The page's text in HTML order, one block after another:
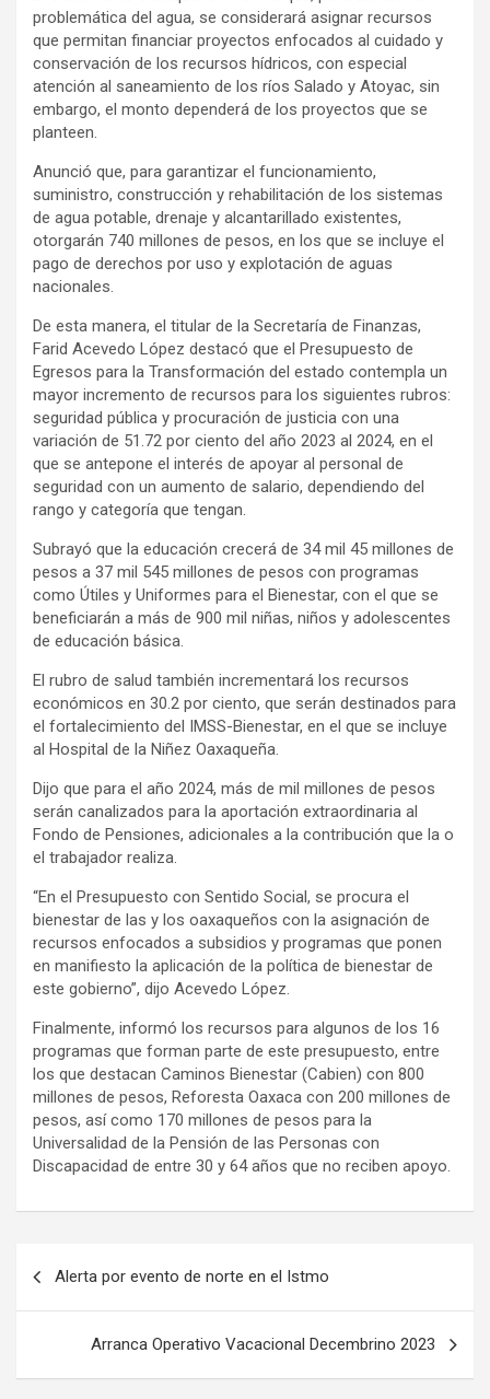
problemática del agua, se considerará asignar recursos
que permitan financiar proyectos enfocados al cuidado y
conservación de los recursos hídricos, con especial
atención al saneamiento de los ríos Salado y Atoyac, sin
embargo, el monto dependerá de los proyectos que se
planteen.
Anunció que, para garantizar el funcionamiento,
suministro, construcción y rehabilitación de los sistemas
de agua potable, drenaje y alcantarillado existentes,
otorgarán 740 millones de pesos, en los que se incluye el
pago de derechos por uso y explotación de aguas
nacionales.
De esta manera, el titular de la Secretaría de Finanzas,
Farid Acevedo López destacó que el Presupuesto de
Egresos para la Transformación del estado contempla un
mayor incremento de recursos para los siguientes rubros:
seguridad pública y procuración de justicia con una
variación de 51.72 por ciento del año 2023 al 2024, en el
que se antepone el interés de apoyar al personal de
seguridad con un aumento de salario, dependiendo del
rango y categoría que tengan.
Subrayó que la educación crecerá de 34 mil 45 millones de
pesos a 37 mil 545 millones de pesos con programas
como Útiles y Uniformes para el Bienestar, con el que se
beneficiarán a más de 900 mil niñas, niños y adolescentes
de educación básica.
El rubro de salud también incrementará los recursos
económicos en 30.2 por ciento, que serán destinados para
el fortalecimiento del IMSS-Bienestar, en el que se incluye
al Hospital de la Niñez Oaxaqueña.
Dijo que para el año 2024, más de mil millones de pesos
serán canalizados para la aportación extraordinaria al
Fondo de Pensiones, adicionales a la contribución que la o
el trabajador realiza.
“En el Presupuesto con Sentido Social, se procura el
bienestar de las y los oaxaqueños con la asignación de
recursos enfocados a subsidios y programas que ponen
en manifiesto la aplicación de la política de bienestar de
este gobierno”, dijo Acevedo López.
Finalmente, informó los recursos para algunos de los 16
programas que forman parte de este presupuesto, entre
los que destacan Caminos Bienestar (Cabien) con 800
millones de pesos, Reforesta Oaxaca con 200 millones de
pesos, así como 170 millones de pesos para la
Universalidad de la Pensión de las Personas con
Discapacidad de entre 30 y 64 años que no reciben apoyo.
entradas
Alerta por evento de norte en el Istmo
Arranca Operativo Vacacional Decembrino 2023